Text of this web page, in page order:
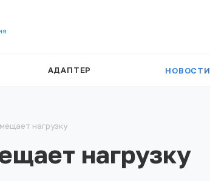
АДАПТЕР НОВОСТИ
нагрузку
нагрузку